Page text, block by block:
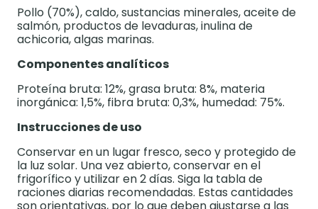
Pollo (70%), caldo, sustancias minerales, aceite de
salmón, productos de levaduras, inulina de
achicoria, algas marinas.
Componentes analíticos
Proteína bruta: 12%, grasa bruta: 8%, materia
inorgánica: 1,5%, fibra bruta: 0,3%, humedad: 75%.
Instrucciones de uso
Conservar en un lugar fresco, seco y protegido de
la luz solar. Una vez abierto, conservar en el
frigorífico y utilizar en 2 días. Siga la tabla de
raciones diarias recomendadas. Estas cantidades
son orientativas, por lo que deben ajustarse a las